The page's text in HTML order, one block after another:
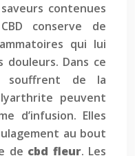
contenues
conserve de
qui lui
Dans ce
souffrent de la
peuvent
d’infusion. Elles
au bout
de cbd fleur. Les